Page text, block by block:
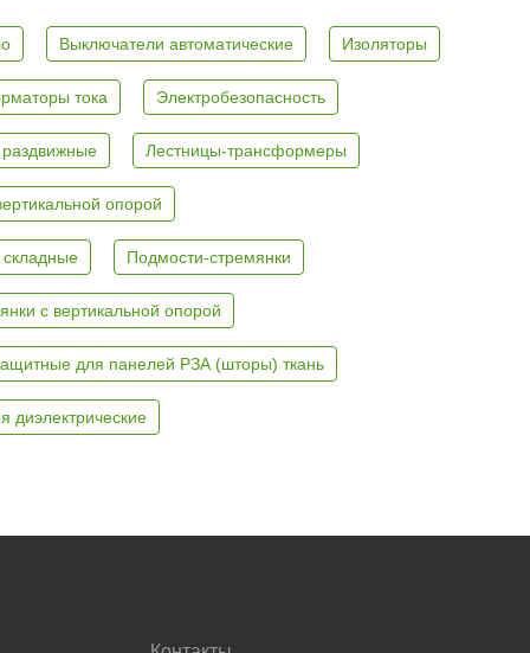
Выключатели автоматические Изоляторы
тока Электробезопасность
Лестницы-трансформеры
опорой
Подмости-стремянки
с вертикальной опорой
для панелей РЗА (шторы) ткань
диэлектрические